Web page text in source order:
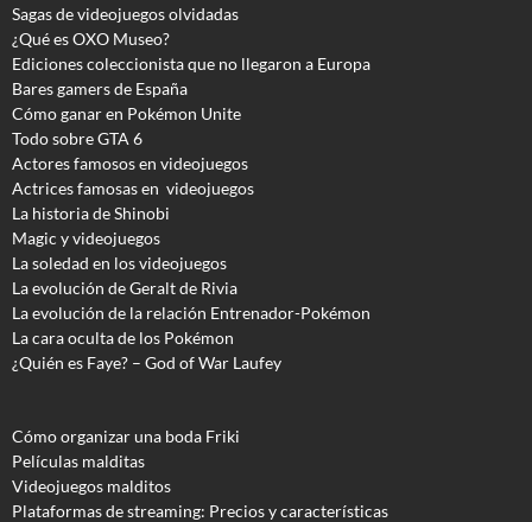
Sagas de videojuegos olvidadas
¿Qué es OXO Museo?
Ediciones coleccionista que no llegaron a Europa
Bares gamers de España
Cómo ganar en Pokémon Unite
Todo sobre GTA 6
Actores famosos en videojuegos
Actrices famosas en videojuegos
La historia de Shinobi
Magic y videojuegos
La soledad en los videojuegos
La evolución de Geralt de Rivia
La evolución de la relación Entrenador-Pokémon
La cara oculta de los Pokémon
¿Quién es Faye? – God of War Laufey
Cómo organizar una boda Friki
Películas malditas
Videojuegos malditos
Plataformas de streaming: Precios y características